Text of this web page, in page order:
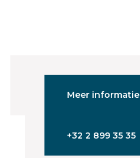
Meer informatie
+32 2 899 35 35